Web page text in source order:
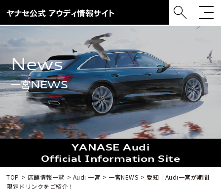
news
一宮NEWS
YANASE Audi
Official Information Site
TOP 店舗情報一覧 Audi 一宮 一宮NEWS
愛知｜Audi一宮が期間
限定ドリンクをご紹介！